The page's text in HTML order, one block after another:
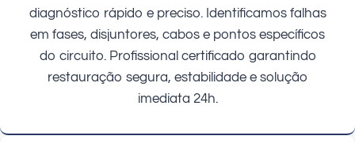
diagnóstico rápido e preciso. Identificamos falhas
em fases, disjuntores, cabos e pontos específicos
do circuito. Profissional certificado garantindo
restauração segura, estabilidade e solução
imediata 24h.